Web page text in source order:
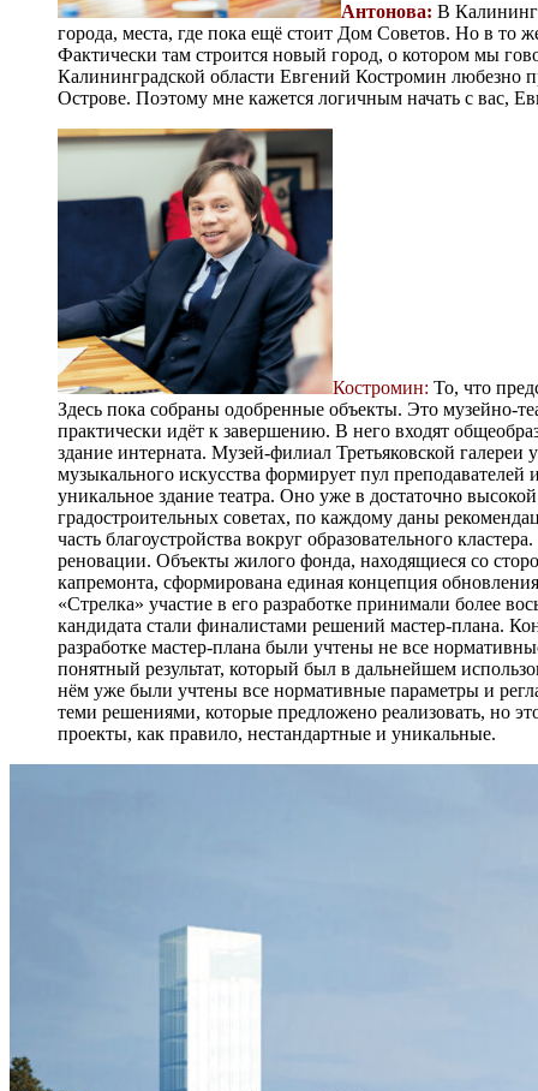
Антонова: В
города, места, где пока ещё стоит Дом Советов. Но в то
Фактически там строится новый город, о котором мы
Калининградской области Евгений Костромин любезно
Острове. Поэтому мне кажется логичным начать с вас,
Костромин: То, что
Здесь пока собраны одобренные объекты. Это музейно-
практически идёт к завершению. В него входят
здание интерната. Музей-филиал Третьяковской
музыкального искусства формирует пул
уникальное здание театра. Оно уже в достаточно
градостроительных советах, по каждому даны
часть благоустройства вокруг образовательного
реновации. Объекты жилого фонда, находящиеся со
капремонта, сформирована единая концепция
«Стрелка» участие в его разработке принимали более
кандидата стали финалистами решений мастер-плана.
разработке мастер-плана были учтены не все
понятный результат, который был в дальнейшем
нём уже были учтены все нормативные параметры и
теми решениями, которые предложено реализовать, но
проекты, как правило, нестандартные и уникальные.